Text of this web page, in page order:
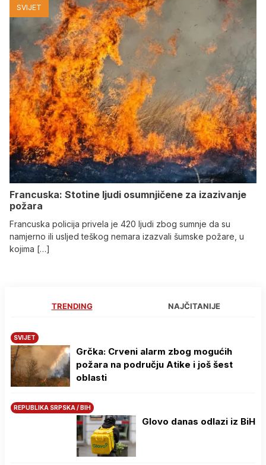
SVIJET
Francuska: Stotine ljudi osumnjičene za izazivanje
požara
Francuska policija privela je 420 ljudi zbog sumnje da su
namjerno ili usljed teškog nemara izazvali šumske požare, u
kojima […]
TRENDING NAJČITANIJE
SVIJET
Grčka: Crveni alarm zbog mogućih
požara na području Atike i još šest
oblasti
REPUBLIKA SRPSKA / BIH
Glovo danas odlazi iz BiH